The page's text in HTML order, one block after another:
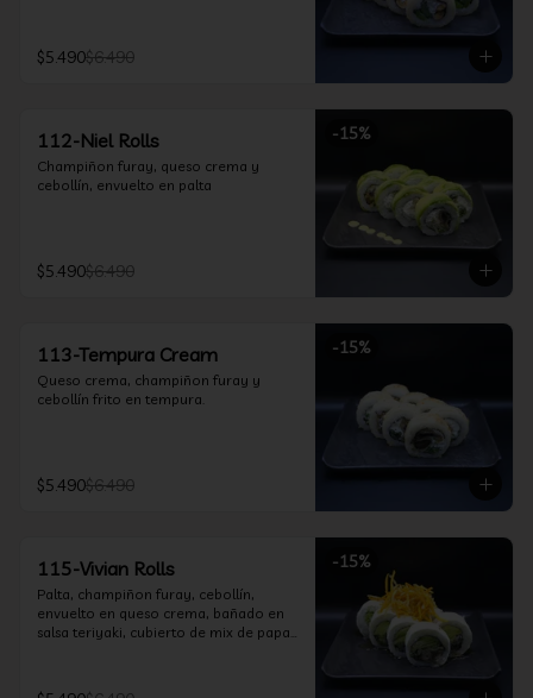
$5.490$6.490
-15%
112-Niel Rolls
Champiñon furay, queso crema y
cebollín, envuelto en palta
$5.490$6.490
-15%
113-Tempura Cream
Queso crema, champiñon furay y
cebollín frito en tempura.
$5.490$6.490
-15%
115-Vivian Rolls
Palta, champiñon furay, cebollín,
envuelto en queso crema, bañado en
salsa teriyaki, cubierto de mix de papas